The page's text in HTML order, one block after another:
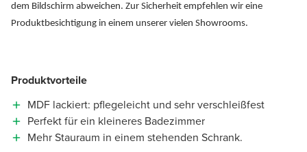
dem Bildschirm abweichen. Zur Sicherheit empfehlen wir eine
Produktbesichtigung in einem unserer vielen Showrooms.
Produktvorteile
MDF lackiert: pflegeleicht und sehr verschleißfest
Perfekt für ein kleineres Badezimmer
Mehr Stauraum in einem stehenden Schrank.